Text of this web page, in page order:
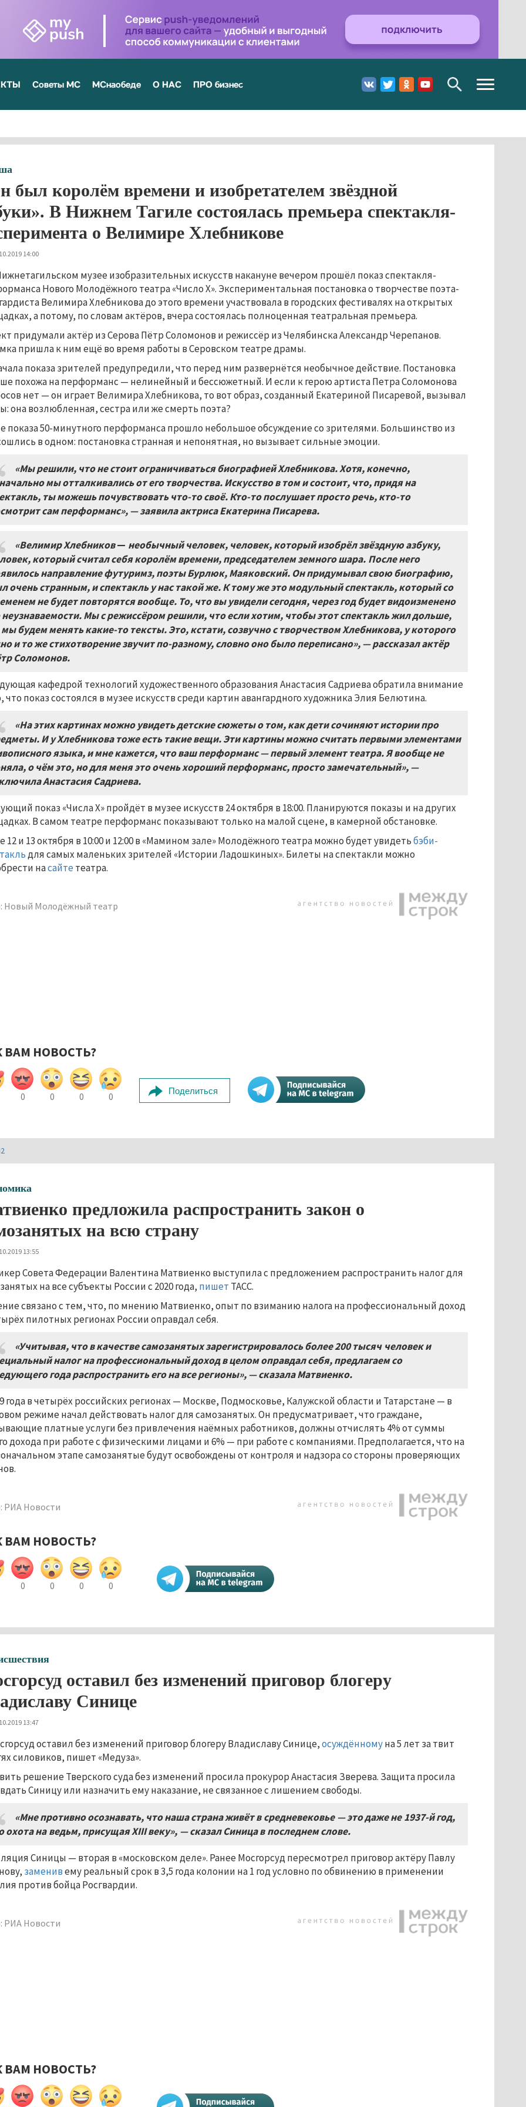
Советы МС МСнаобеде О НАС ПРО бизнес
Toggle
navigation
был королём времени и изобретателем звёздной
В Нижнем Тагиле состоялась премьера спектакля-
о Велимире Хлебникове
14:00
музее изобразительных искусств накануне вечером прошёл показ спектакля-
Нового Молодёжного театра «Число Х». Экспериментальная постановка о творчестве поэта-
Велимира Хлебникова до этого времени участвовала в городских фестивалях на открытых
а потому, по словам актёров, вчера состоялась полноценная театральная премьера.
придумали актёр из Серова Пётр Соломонов и режиссёр из Челябинска Александр Черепанов.
пришла к ним ещё во время работы в Серовском театре драмы.
показа зрителей предупредили, что перед ним развернётся необычное действие. Постановка
похожа на перформанс — нелинейный и бессюжетный. И если к герою артиста Петра Соломонова
нет — он играет Велимира Хлебникова, то вот образ, созданный Екатериной Писаревой, вызывал
она возлюбленная, сестра или же смерть поэта?
показа 50-минутного перформанса прошло небольшое обсуждение со зрителями. Большинство из
в одном: постановка странная и непонятная, но вызывает сильные эмоции.
«Мы решили, что не стоит ограничиваться биографией Хлебникова. Хотя, конечно,
мы отталкивались от его творчества. Искусство в том и состоит, что, придя на
ты можешь почувствовать что-то своё. Кто-то послушает просто речь, кто-то
сам перформанс», — заявила актриса Екатерина Писарева.
«Велимир Хлебников— необычный человек, человек, который изобрёл звёздную азбуку,
который считал себя королём времени, председателем земного шара. После него
направление футуримз, поэты Бурлюк, Маяковский. Он придумывал свою биографию,
очень странным, и спектакль у нас такой же. К тому же это модульный спектакль, который со
не будет повторятся вообще. То, что вы увидели сегодня, через год будет видоизменено
Мы с режиссёром решили, что если хотим, чтобы этот спектакль жил дольше,
мы будем менять какие-то тексты. Это, кстати, созвучно с творчеством Хлебникова, у которого
и то же стихотворение звучит по-разному, словно оно было переписано», — рассказал актёр
Соломонов.
кафедрой технологий художественного образования Анастасия Садриева обратила внимание
что показ состоялся в музее искусств среди картин авангардного художника Элия Белютина.
«На этих картинах можно увидеть детские сюжеты о том, как дети сочиняют истории про
И у Хлебникова тоже есть такие вещи. Эти картины можно считать первыми элементами
языка, и мне кажется, что ваш перформанс — первый элемент театра. Я вообще не
о чём это, но для меня это очень хороший перформанс, просто замечательный», —
Анастасия Садриева.
показ «Числа Х» пройдёт в музее искусств 24 октября в 18:00. Планируются показы и на других
В самом театре перформанс показывают только на малой сцене, в камерной обстановке.
12 и 13 октября в 10:00 и 12:00 в «Мамином зале» Молодёжного театра можно будет увидетьбэби-
для самых маленьких зрителей «Истории Ладошкиных». Билеты на спектакли можно
насайте театра.
Новый Молодёжный театр
ВАМ НОВОСТЬ?
0 0 0 0
Поделиться
предложила распространить закон о
на всю страну
13:55
Совета Федерации Валентина Матвиенко выступила с предложением распространить налог для
на все субъекты России с 2020 года, пишет ТАСС.
связано с тем, что, по мнению Матвиенко, опыт по взиманию налога на профессиональный доход
пилотных регионах России оправдал себя.
«Учитывая, что в качестве самозанятых зарегистрировалось более200тысяч человек и
налог на профессиональный доход в целом оправдал себя,предлагаем со
года распространить его на все регионы», —сказала Матвиенко.
года в четырёх российских регионах — Москве, Подмосковье, Калужской области и Татарстане — в
режиме начал действовать налог для самозанятых. Он предусматривает, что граждане,
платные услуги без привлечения наёмных работников, должны отчислять 4% от суммы
дохода при работе с физическими лицами и 6% — при работе с компаниями. Предполагается, что на
этапе самозанятые будут освобождены от контроля и надзора со стороны проверяющих
РИА Новости
ВАМ НОВОСТЬ?
0 0 0 0
оставил без изменений приговор блогеру
Синице
13:47
оставил без изменений приговор блогеру Владиславу Синице,осуждённомуна 5 лет за твит
силовиков, пишет «Медуза».
решение Тверского суда без изменений просила прокурор Анастасия Зверева. Защита просила
Синицу или назначить ему наказание, не связанное с лишением свободы.
«Мне противно осознавать, что наша страна живёт в средневековье — это даже не1937-й год,
охота на ведьм,присущаяXIIIвеку», — сказал Синица в последнем слове.
Синицы — вторая в «московском деле». Ранее Мосгорсуд пересмотрел приговор актёру Павлу
заменивему реальный срок в 3,5 года колонии на 1 год условно по обвинению в применении
против бойца Росгвардии.
РИА Новости
ВАМ НОВОСТЬ?